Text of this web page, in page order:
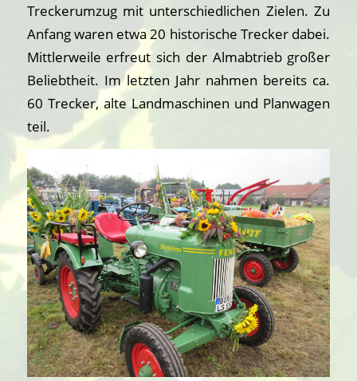
Treckerumzug mit unterschiedlichen Zielen. Zu
Anfang waren etwa 20 historische Trecker dabei.
Mittlerweile erfreut sich der Almabtrieb großer
Beliebtheit. Im letzten Jahr nahmen bereits ca.
60 Trecker, alte Landmaschinen und Planwagen
teil.